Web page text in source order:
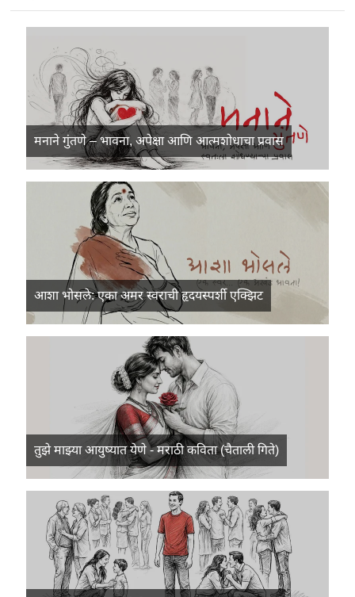
मनाने गुंतणे – भावना, अपेक्षा आणि आत्मशोधाचा प्रवास
आशा भोसले: एका अमर स्वराची हृदयस्पर्शी एक्झिट
तुझे माझ्या आयुष्यात येणे - मराठी कविता (चैताली गिते)